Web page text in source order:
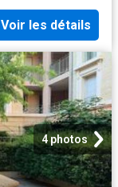
Voir les détails
4 photos